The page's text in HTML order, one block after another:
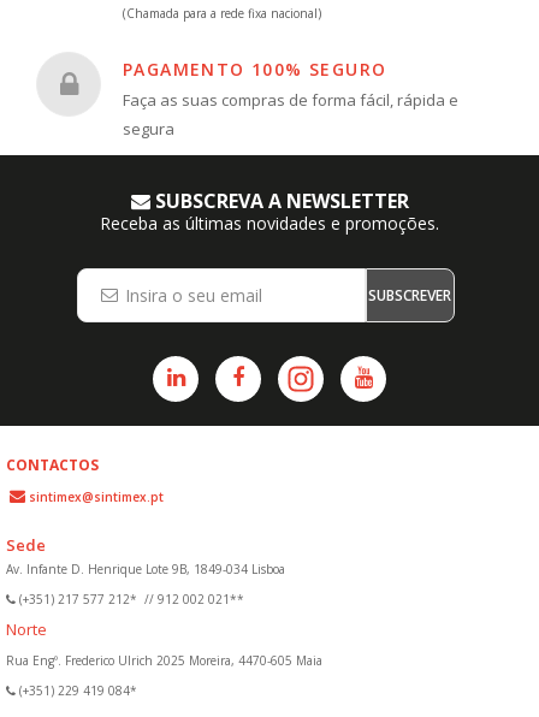
(Chamada para a rede fixa nacional)
PAGAMENTO 100% SEGURO
Faça as suas compras de forma fácil, rápida e
segura
SUBSCREVA A NEWSLETTER
Receba as últimas novidades e promoções.
SUBSCREVER
CONTACTOS
sintimex@sintimex.pt
Sede
Av. Infante D. Henrique Lote 9B, 1849-034 Lisboa
(+351) 217 577 212* // 912 002 021**
Norte
Rua Engº. Frederico Ulrich 2025 Moreira, 4470-605 Maia
(+351) 229 419 084*